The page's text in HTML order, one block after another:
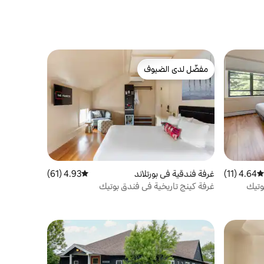
متوسط التقييم 4.64 من 5، 11 مراجعات
4.64 (11)
مفضّل لدى الضيوف
مفضّل لدى الضيوف
غرفة فندقية في بورتلاند متوسط التقييم 4.93 من 5، 61 مراجعات
4.93 (61)
غرفة كينج تاريخية في فندق بوتيك